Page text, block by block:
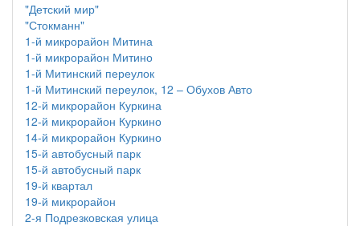
"Детский мир"
"Стокманн"
1-й микрорайон Митина
1-й микрорайон Митино
1-й Митинский переулок
1-й Митинский переулок, 12 – Обухов Авто
12-й микрорайон Куркина
12-й микрорайон Куркино
14-й микрорайон Куркино
15-й автобусный парк
15-й автобусный парк
19-й квартал
19-й микрорайон
2-я Подрезковская улица